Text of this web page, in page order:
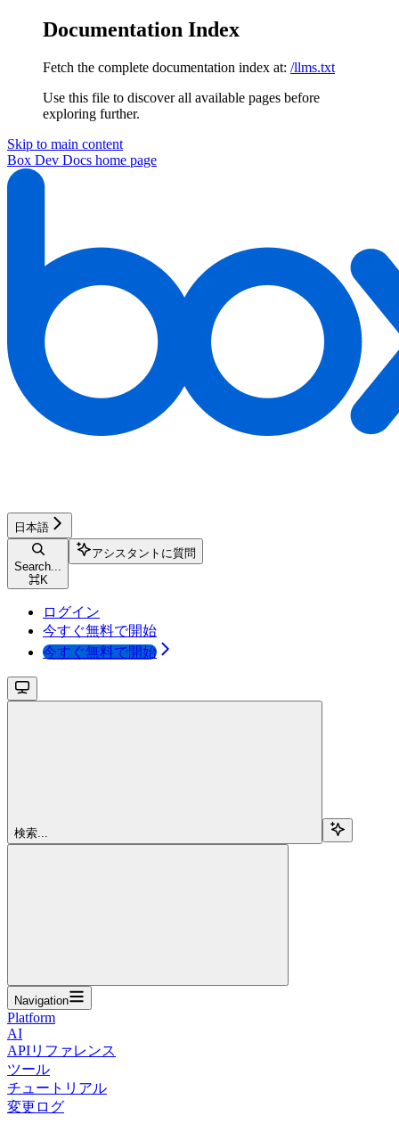
Documentation Index
Fetch the complete documentation index at: /llms.txt
Use this file to discover all available pages before
exploring further.
Skip to main content
Box Dev Docs home page
日本語
Search...
⌘K
アシスタントに質問
ログイン
今すぐ無料で開始
今すぐ無料で開始
検索...
Navigation
Platform
AI
APIリファレンス
ツール
チュートリアル
変更ログ